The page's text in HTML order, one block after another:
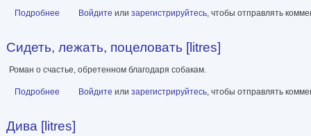
Подробнее о Тесные врата. Изабель. Пасторальная симфония [сборник
Войдите или зарегистрируйтесь, чтобы отправлять
Сидеть, лежать, поцеловать [litres]
Роман о счастье, обретенном благодаря собакам.
Подробнее о Сидеть, лежать, поцеловать [litres]
Войдите или зарегистрируйтесь, чтобы отправлять
Дива [litres]